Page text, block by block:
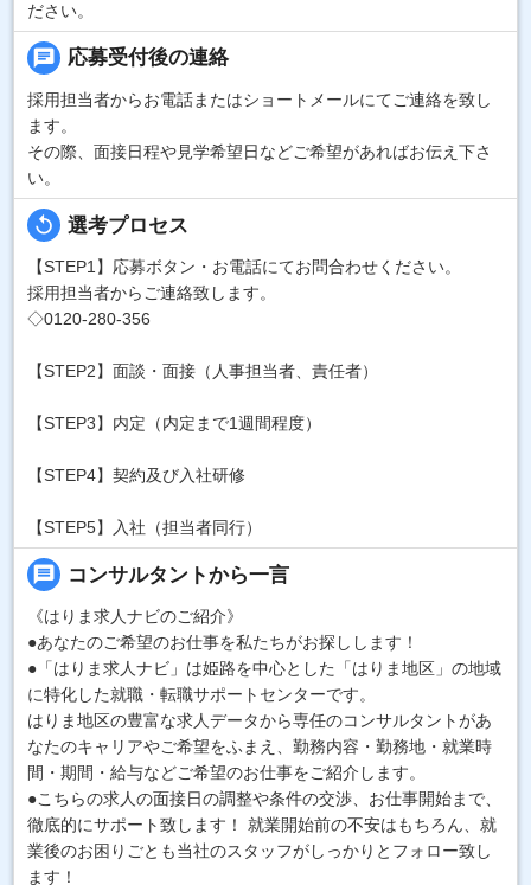
ださい。
chat 応募受付後の連絡
採用担当者からお電話またはショートメールにてご連絡を致し
ます。
その際、面接日程や見学希望日などご希望があればお伝え下さ
い。
replay 選考プロセス
【STEP1】応募ボタン・お電話にてお問合わせください。
採用担当者からご連絡致します。
◇0120-280-356
【STEP2】面談・面接（人事担当者、責任者）
【STEP3】内定（内定まで1週間程度）
【STEP4】契約及び入社研修
【STEP5】入社（担当者同行）
message コンサルタントから一言
《はりま求人ナビのご紹介》
●あなたのご希望のお仕事を私たちがお探しします！
●「はりま求人ナビ」は姫路を中心とした「はりま地区」の地域
に特化した就職・転職サポートセンターです。
はりま地区の豊富な求人データから専任のコンサルタントがあ
なたのキャリアやご希望をふまえ、勤務内容・勤務地・就業時
間・期間・給与などご希望のお仕事をご紹介します。
●こちらの求人の面接日の調整や条件の交渉、お仕事開始まで、
徹底的にサポート致します！ 就業開始前の不安はもちろん、就
業後のお困りごとも当社のスタッフがしっかりとフォロー致し
ます！